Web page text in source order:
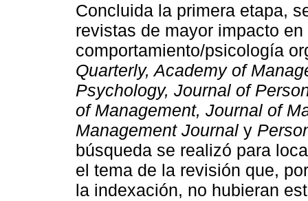
Concluida la primera etapa,
revistas de mayor impacto
comportamiento/psicología
Quarterly, Academy of
Psychology, Journal of
of Management, Journal of
Management Journal y
búsqueda se realizó para
el tema de la revisión que,
la indexación, no hubieran